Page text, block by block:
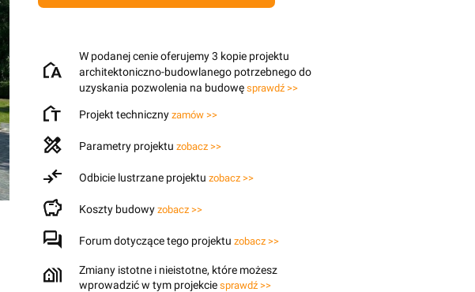
W podanej cenie oferujemy 3 kopie projektu
architektoniczno-budowlanego potrzebnego do
uzyskania pozwolenia na budowę sprawdź >>
Projekt techniczny zamów >>
Parametry projektu zobacz >>
Odbicie lustrzane projektu zobacz >>
Koszty budowy zobacz >>
Forum dotyczące tego projektu zobacz >>
Zmiany istotne i nieistotne, które możesz
wprowadzić w tym projekcie sprawdź >>